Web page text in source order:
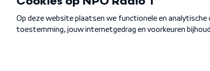
Algemene voorwaarden Privacybeleid